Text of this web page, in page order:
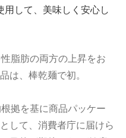
して、美味しく安心し
脂肪の両方の上昇をお
は、棒乾麺で初。
拠を基に商品パッケー
して、消費者庁に届けら